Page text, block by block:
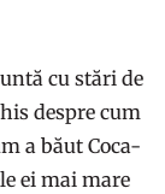
cu stări de
despre cum
a băut Coca-
ei mai mare